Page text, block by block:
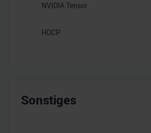
NVIDIA Tensor
HDCP
Sonstiges